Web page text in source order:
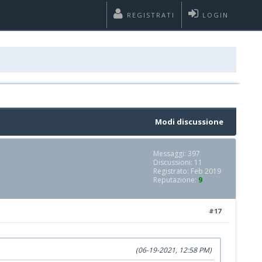
LOGIN
REGISTRATI
Modi discussione
Messaggi: 397
Discussioni: 11
Registrato: Feb 2019
Reputazione: 9
#17
(06-19-2021, 12:58 PM)